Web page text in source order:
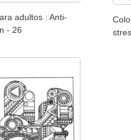
adultos : Anti-
- 26